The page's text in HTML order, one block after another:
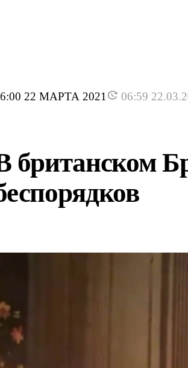
22 МАРТА 2021 06:59
британском